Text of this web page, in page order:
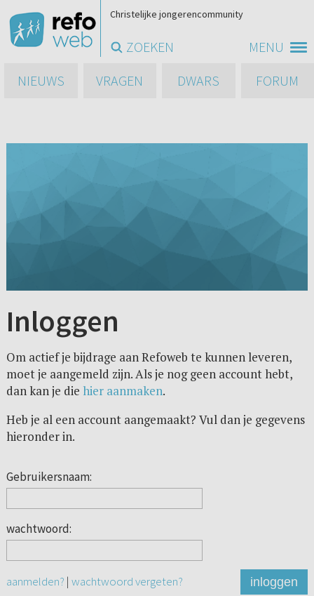
MENU
Christelijke jongerencommunity
ZOEKEN
NIEUWS
VRAGEN DWARS FORUM
Inloggen
Om actief je bijdrage aan Refoweb te kunnen leveren,
moet je aangemeld zijn. Als je nog geen account hebt,
dan kan je die hier aanmaken.
Heb je al een account aangemaakt? Vul dan je gegevens
hieronder in.
Gebruikersnaam:
wachtwoord:
aanmelden? | wachtwoord vergeten? inloggen